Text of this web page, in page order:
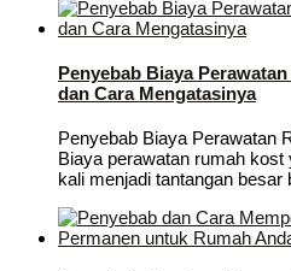
Penyebab Biaya
dan Cara Mengatasinya
Penyebab Biaya Perawatan
Biaya perawatan rumah
kali menjadi tantangan